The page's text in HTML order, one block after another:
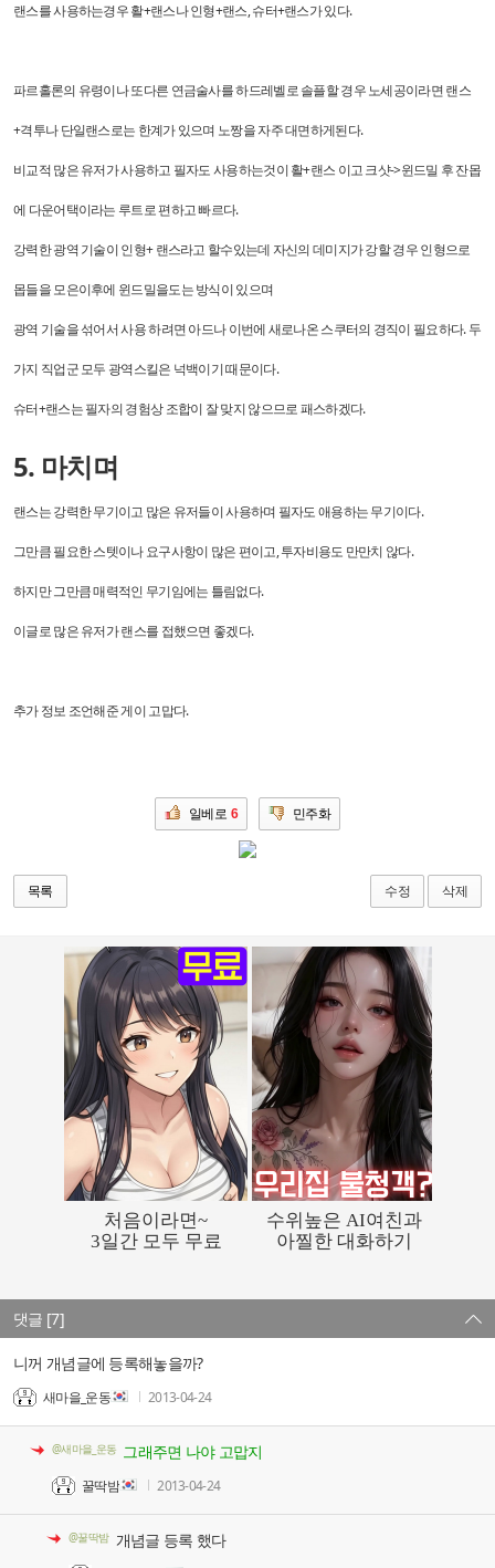
랜스를 사용하는경우 활+랜스나 인형+랜스, 슈터+랜스가 있다.
파르홀론의 유령이나 또다른 연금술사를 하드레벨로 솔플할 경우 노세공이라면 랜스
+격투나 단일랜스로는 한계가 있으며 노짱을 자주 대면하게된다.
비교적 많은 유저가 사용하고 필자도 사용하는것이 활+랜스 이고 크샷->윈드밀 후 잔몹
에 다운어택이라는 루트로 편하고 빠르다.
강력한 광역 기술이 인형+ 랜스라고 할수있는데 자신의 데미지가 강할 경우 인형으로
몹들을 모은이후에 윈드밀을도는 방식이 있으며
광역 기술을 섞어서 사용 하려면 아드나 이번에 새로나온 스쿠터의 경직이 필요하다. 두
가지 직업군 모두 광역스킬은 넉백이기 때문이다.
슈터+랜스는 필자의 경험상 조합이 잘 맞지 않으므로 패스하겠다.
5. 마치며
랜스는 강력한 무기이고 많은 유저들이 사용하며 필자도 애용하는 무기이다.
그만큼 필요한 스텟이나 요구사항이 많은 편이고, 투자비용도 만만치 않다.
하지만 그만큼 매력적인 무기임에는 틀림없다.
이글로 많은 유저가 랜스를 접했으면 좋겠다.
추가 정보 조언해준 게이 고맙다.
일베로 6 민주화
목록 수정 삭제
댓글 [7]
니꺼 개념글에 등록해놓을까?
새마을_운동 2013-04-24
@새마을_운동 그래주면 나야 고맙지
꿀딱밤 2013-04-24
@꿀딱밤 개념글 등록 했다